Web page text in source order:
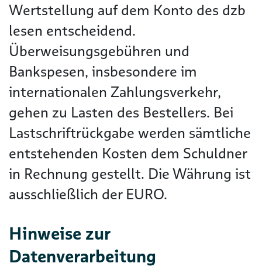
Wertstellung auf dem Konto des dzb
lesen entscheidend.
Überweisungsgebühren und
Bankspesen, insbesondere im
internationalen Zahlungsverkehr,
gehen zu Lasten des Bestellers. Bei
Lastschriftrückgabe werden sämtliche
entstehenden Kosten dem Schuldner
in Rechnung gestellt. Die Währung ist
ausschließlich der EURO.
Hinweise zur
Datenverarbeitung